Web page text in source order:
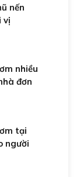
nến
vị
nhiều
đơn
tại
người